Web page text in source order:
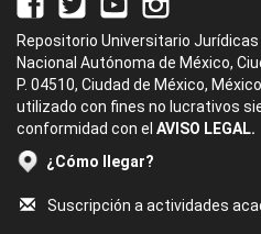
Repositorio Universitario Jurídicas
Nacional Autónoma de México,
P. 04510, Ciudad de México,
utilizado con fines no lucrativos
conformidad con el AVISO LEGAL.
¿Cómo llegar?
Suscripción a actividades